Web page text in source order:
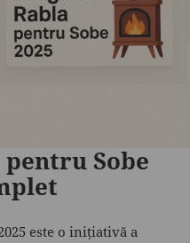
Sobe
este o inițiativă a